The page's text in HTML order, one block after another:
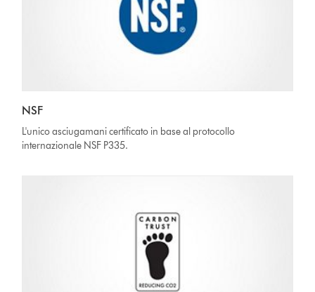
NSF
L'unico asciugamani certificato in base al protocollo
internazionale NSF P335.